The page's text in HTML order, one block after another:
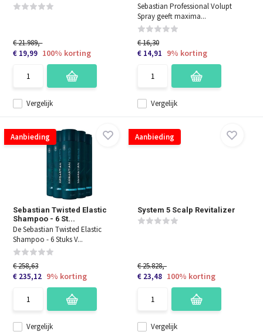
Vergelijk
€ 21.989,-
€ 19,99 100% korting
Sebastian Professional Volupt
Spray geeft maxima...
Vergelijk
€ 16,30
€ 14,91 9% korting
Aanbieding
Sebastian Twisted Elastic
Shampoo - 6 St...
De Sebastian Twisted Elastic
Shampoo - 6 Stuks V...
Vergelijk
€ 258,63
€ 235,12 9% korting
Aanbieding
System 5 Scalp Revitalizer
Vergelijk
€ 25.828,-
€ 23,48 100% korting